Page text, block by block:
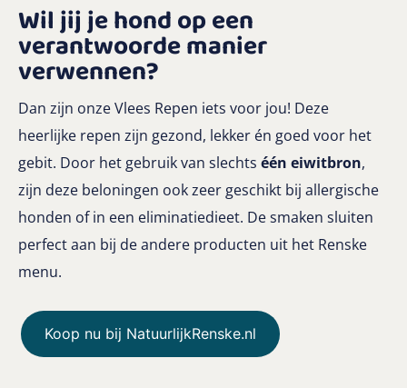
Wil jij je hond op een
verantwoorde manier
verwennen?
Dan zijn onze Vlees Repen iets voor jou! Deze
heerlijke repen zijn gezond, lekker én goed voor het
gebit. Door het gebruik van slechts één eiwitbron,
zijn deze beloningen ook zeer geschikt bij allergische
honden of in een eliminatiedieet. De smaken sluiten
perfect aan bij de andere producten uit het Renske
menu.
Koop nu bij NatuurlijkRenske.nl